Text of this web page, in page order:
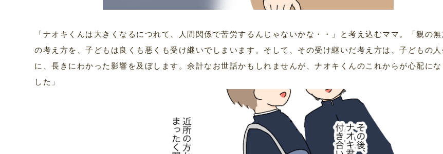
「ナオキくんは大きくなるにつれて、人間関係で苦労するんじゃないかな・・」と考え込むママ。「親の
の考え方を、子どもは良くも悪くも受け継いでしまいます。そして、その受け継いだ考え方は、子どもの人
に、長きにわかった影響を及ぼします。余計なお世話かもしれませんが、ナオキくんのこれからが心配にな
した」